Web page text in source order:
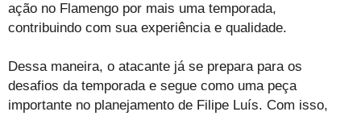
ação no Flamengo por mais uma temporada,
contribuindo com sua experiência e qualidade.
Dessa maneira, o atacante já se prepara para os
desafios da temporada e segue como uma peça
importante no planejamento de Filipe Luís. Com isso,